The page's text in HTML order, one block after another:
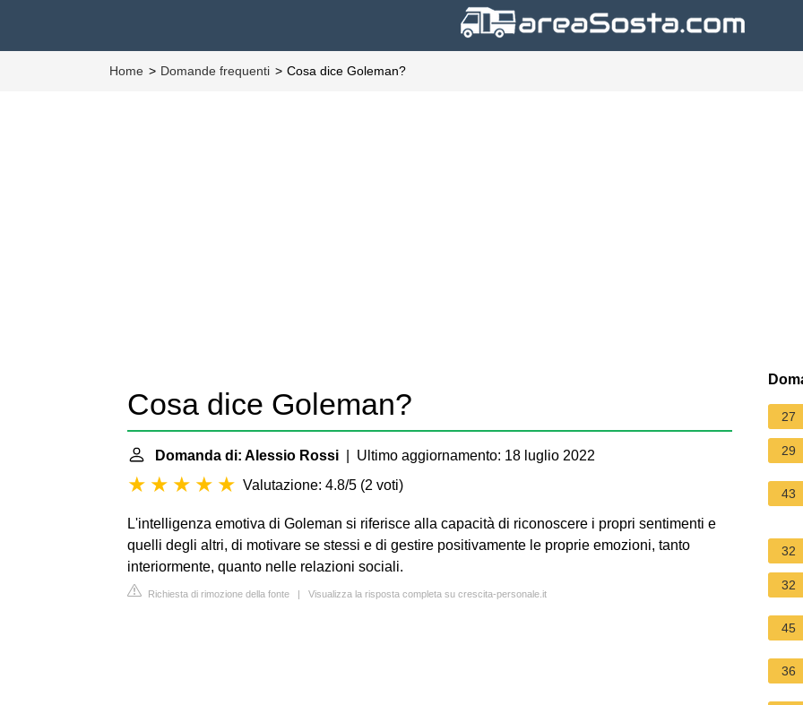
Home Domande frequenti Cosa dice Goleman?
Cosa dice Goleman?
Domanda di: Alessio Rossi | Ultimo aggiornamento: 18 luglio 2022
Valutazione: 4.8/5 (2 voti)
L'intelligenza emotiva di Goleman si riferisce alla capacità di riconoscere i propri sentimenti e
quelli degli altri, di motivare se stessi e di gestire positivamente le proprie emozioni, tanto
interiormente, quanto nelle relazioni sociali.
Richiesta di rimozione della fonte | Visualizza la risposta completa su crescita-personale.it
27
29
43
32
32
45
36